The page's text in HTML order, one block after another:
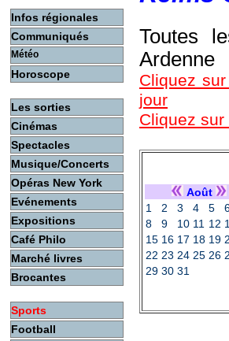
Infos régionales
Communiqués
Météo
Horoscope
Les sorties
Cinémas
Spectacles
Musique/Concerts
Opéras New York
Evénements
Expositions
Café Philo
Marché livres
Brocantes
Sports
Football
Toutes
Ardenne
Cliquez
jour
Cliquez
Août
1
2 3 4 5
8
9 10 11 12
15 16 17 18 19
22 23 24 25 26
29 30 31